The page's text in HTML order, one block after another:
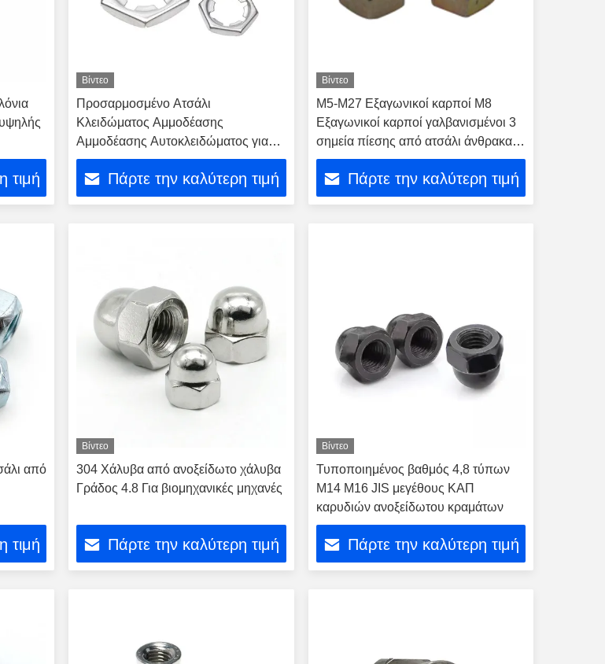
τιμή
Βίντεο
Προσαρμοσμένο Ατσάλι
Κλειδώματος Αμμοδέασης
Αμμοδέασης Αυτοκλειδώματος για
βαριά βιομηχανία / εξορύξεις
Πάρτε την καλύτερη τιμή
Βίντεο
M5-M27 Εξαγωνικοί καρποί M8
Εξαγωνικοί καρποί γαλβανισμένοι 3
σημεία πίεσης από ατσάλι άνθρακα/
λυμένο ατσάλι
Πάρτε την καλύτερη τιμή
από
τιμή
Βίντεο
304 Χάλυβα από ανοξείδωτο χάλυβα
Γράδος 4.8 Για βιομηχανικές μηχανές
Πάρτε την καλύτερη τιμή
Βίντεο
Τυποποιημένος βαθμός 4,8 τύπων
M14 M16 JIS μεγέθους ΚΑΠ
καρυδιών ανοξείδωτου κραμάτων
Πάρτε την καλύτερη τιμή